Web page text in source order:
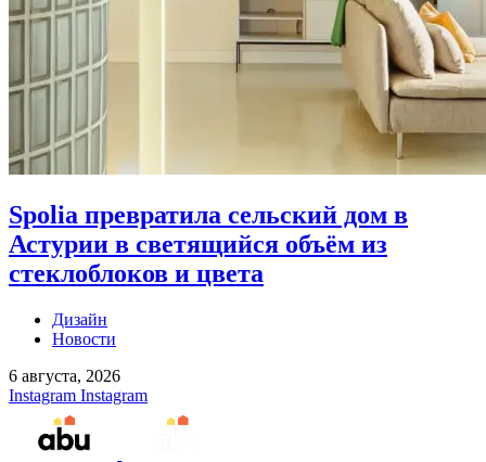
Spolia превратила сельский дом в
Астурии в светящийся объём из
стеклоблоков и цвета
Дизайн
Новости
6 августа, 2026
Instagram Instagram